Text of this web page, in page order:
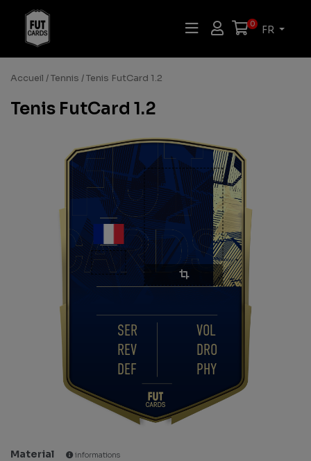
0 FR
Accueil /Tennis / Tenis FutCard 1.2
Tenis FutCard 1.2
Material informations
SER
REV
DEF
VOL
DRO
PHY